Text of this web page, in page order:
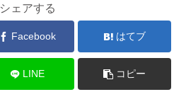
シェアする
Facebook はてブ
LINE コピー